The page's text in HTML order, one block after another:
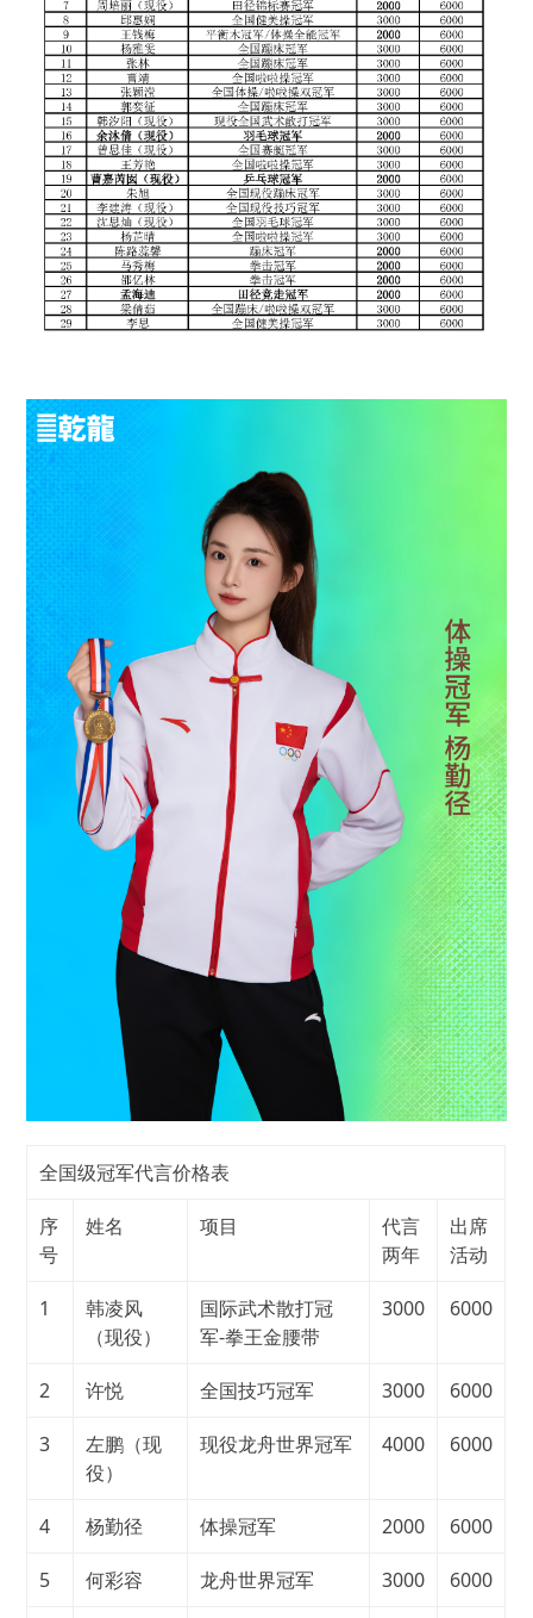
全国级冠军代言价格表
序
号
姓名 项目
代言
两年
出席
活动
1
韩凌风
（现役）
国际武术散打冠
军-拳王金腰带
3000 6000
2 许悦 全国技巧冠军 3000 6000
3
左鹏（现
役）
现役龙舟世界冠军 4000 6000
4 杨勤径 体操冠军 2000 6000
5 何彩容 龙舟世界冠军 3000 6000